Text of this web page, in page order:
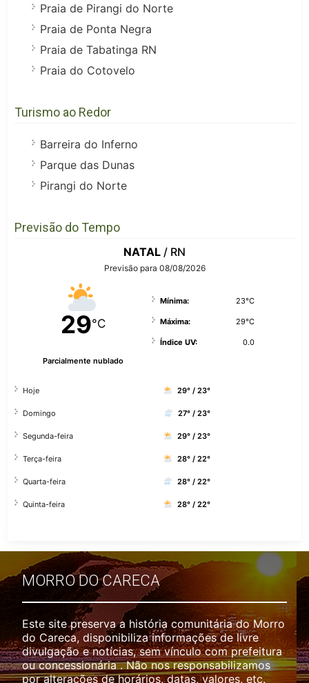
Praia de Pirangi do Norte
Praia de Ponta Negra
Praia de Tabatinga RN
Praia do Cotovelo
Turismo ao Redor
Barreira do Inferno
Parque das Dunas
Pirangi do Norte
Previsão do Tempo
NATAL / RN
Previsão para 08/08/2026
29°C
Parcialmente nublado
Mínima: 23°C
Máxima: 29°C
Índice UV: 0.0
Hoje 29° / 23°
Domingo 27° / 23°
Segunda-feira 29° / 23°
Terça-feira 28° / 22°
Quarta-feira 28° / 22°
Quinta-feira 28° / 22°
MORRO DO CARECA
Este site preserva a história comunitária do Morro
do Careca, disponibiliza informações de livre
divulgação e notícias, sem vínculo com prefeitura
ou concessionária . Não nos responsabilizamos
por alterações de horários, datas, valores, etc.